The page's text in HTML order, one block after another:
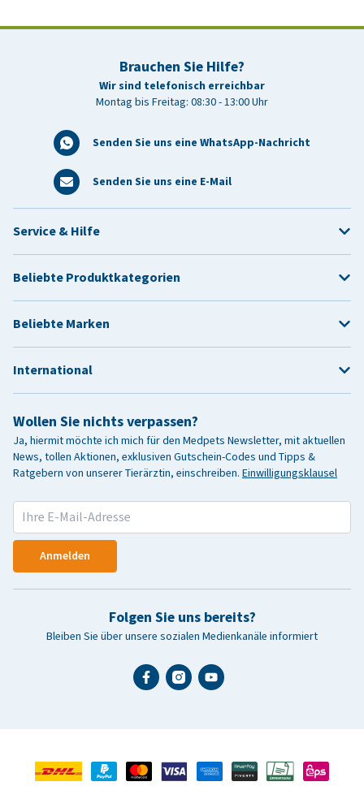
Brauchen Sie Hilfe?
Wir sind telefonisch erreichbar
Montag bis Freitag: 08:30 - 13:00 Uhr
Senden Sie uns eine WhatsApp-Nachricht
Senden Sie uns eine E-Mail
Wollen Sie nichts verpassen?
Ja, hiermit möchte ich mich für den Medpets Newsletter, mit aktuellen
News, tollen Aktionen, exklusiven Gutschein-Codes und Tipps &
Ratgebern von unserer Tierärztin, einschreiben. Einwilligungsklausel
Anmelden
Folgen Sie uns bereits?
Bleiben Sie über unsere sozialen Medienkanäle informiert
Service & Hilfe
Beliebte Produktkategorien
Beliebte Marken
International